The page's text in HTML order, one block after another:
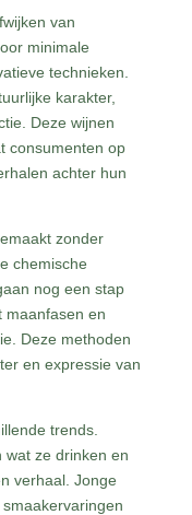
van
minimale
technieken.
karakter,
Deze wijnen
consumenten op
achter hun
zonder
chemische
nog een stap
maanfasen en
Deze methoden
en expressie van
trends.
wat ze drinken en
verhaal. Jonge